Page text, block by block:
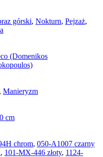
górski, Nokturn, Pejzaż,
(Domenikos
, Manieryzm
cm
chrom, 050-A1007 czarny
, 101-MX-446 złoty, 1124-